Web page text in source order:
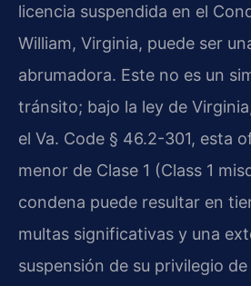
licencia suspendida en el
William, Virginia, puede ser
abrumadora. Este no es un
tránsito; bajo la ley de
el Va. Code § 46.2-301, esta
menor de Clase 1 (Class 1
condena puede resultar en
multas significativas y una
suspensión de su privilegio